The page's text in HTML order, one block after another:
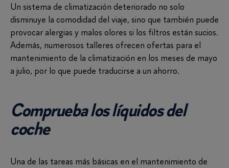
Un sistema de climatización deteriorado no solo
disminuye la comodidad del viaje, sino que también puede
provocar alergias y malos olores si los filtros están sucios.
Además, numerosos talleres ofrecen ofertas para el
mantenimiento de la climatización en los meses de mayo
a julio, por lo que puede traducirse a un ahorro.
Comprueba los líquidos del
coche
Una de las tareas más básicas en el mantenimiento de